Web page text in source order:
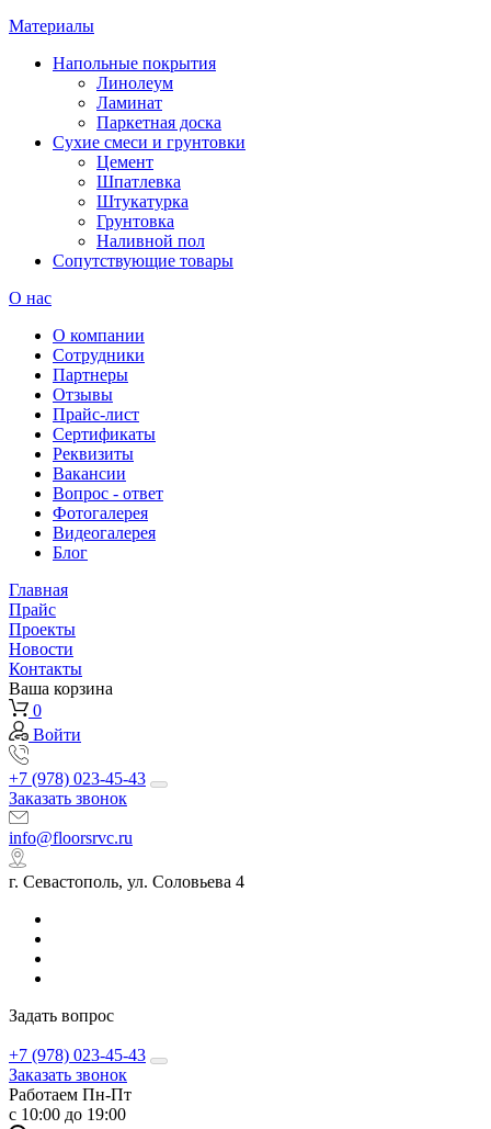
Материалы
Напольные покрытия
Линолеум
Ламинат
Паркетная доска
Сухие смеси и грунтовки
Цемент
Шпатлевка
Штукатурка
Грунтовка
Наливной пол
Сопутствующие товары
О нас
О компании
Сотрудники
Партнеры
Отзывы
Прайс-лист
Сертификаты
Реквизиты
Вакансии
Вопрос - ответ
Фотогалерея
Видеогалерея
Блог
Главная
Прайс
Проекты
Новости
Контакты
Ваша корзина
0
Войти
+7 (978) 023-45-43
Заказать звонок
info@floorsrvc.ru
г. Севастополь, ул. Соловьева 4
Задать вопрос
+7 (978) 023-45-43
Заказать звонок
Работаем Пн-Пт
с 10:00 до 19:00